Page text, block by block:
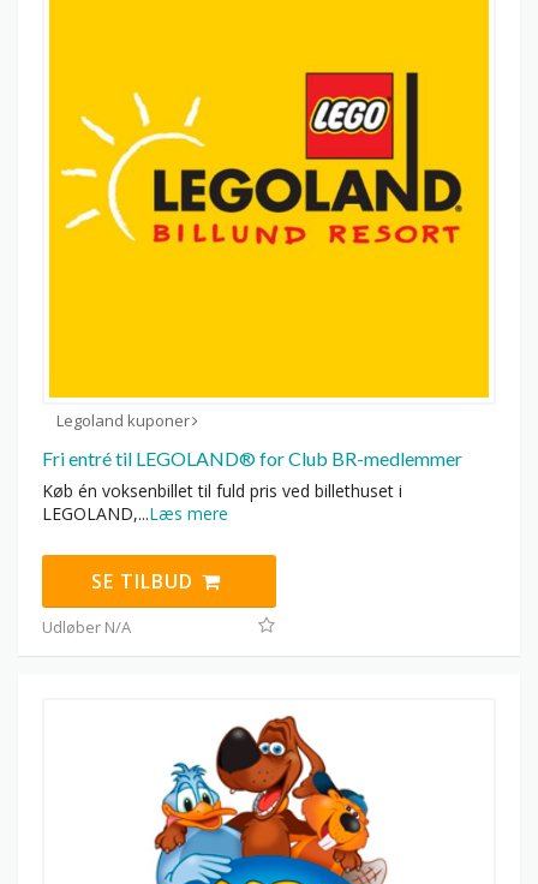
Legoland kuponer
Fri entré til LEGOLAND® for Club BR-medlemmer
Køb én voksenbillet til fuld pris ved billethuset i
LEGOLAND,...Læs mere
SE TILBUD
Udløber N/A